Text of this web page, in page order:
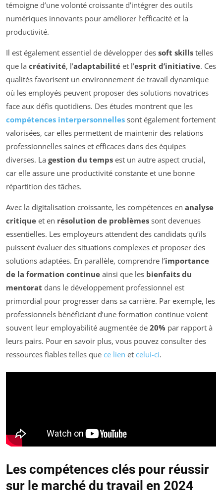
témoigne d’une volonté croissante d’intégrer des outils
numériques innovants pour améliorer l’efficacité et la
productivité.
Il est également essentiel de développer des soft skills telles
que la créativité, l’adaptabilité et l’esprit d’initiative. Ces
qualités favorisent un environnement de travail dynamique
où les employés peuvent proposer des solutions novatrices
face aux défis quotidiens. Des études montrent que les
compétences interpersonnelles sont également fortement
valorisées, car elles permettent de maintenir des relations
professionnelles saines et efficaces dans des équipes
diverses. La gestion du temps est un autre aspect crucial,
car elle assure une productivité constante et une bonne
répartition des tâches.
Avec la digitalisation croissante, les compétences en analyse
critique et en résolution de problèmes sont devenues
essentielles. Les employeurs attendent des candidats qu’ils
puissent évaluer des situations complexes et proposer des
solutions adaptées. En parallèle, comprendre l’importance
de la formation continue ainsi que les bienfaits du
mentorat dans le développement professionnel est
primordial pour progresser dans sa carrière. Par exemple, les
professionnels bénéficiant d’une formation continue voient
souvent leur employabilité augmentée de 20% par rapport à
leurs pairs. Pour en savoir plus, vous pouvez consulter des
ressources fiables telles que ce lien et celui-ci.
Les compétences clés pour réussir
sur le marché du travail en 2024